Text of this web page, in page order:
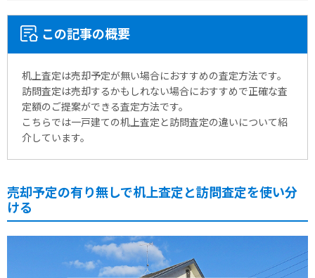
この記事の概要
机上査定は売却予定が無い場合におすすめの査定方法です。
訪問査定は売却するかもしれない場合におすすめで正確な査
定額のご提案ができる査定方法です。
こちらでは一戸建ての机上査定と訪問査定の違いについて紹
介しています。
売却予定の有り無しで机上査定と訪問査定を使い分
ける